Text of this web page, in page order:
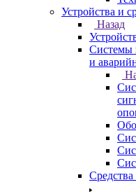
Устройства и
Назад
Системы
и